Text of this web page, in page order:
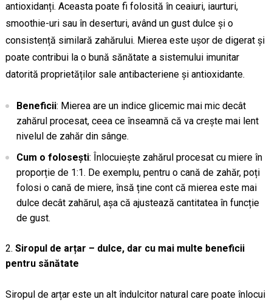
antioxidanți. Aceasta poate fi folosită în ceaiuri, iaurturi,
smoothie-uri sau în deserturi, având un gust dulce și o
consistență similară zahărului. Mierea este ușor de digerat și
poate contribui la o bună sănătate a sistemului imunitar
datorită proprietăților sale antibacteriene și antioxidante.
Beneficii: Mierea are un indice glicemic mai mic decât
zahărul procesat, ceea ce înseamnă că va crește mai lent
nivelul de zahăr din sânge.
Cum o folosești: Înlocuiește zahărul procesat cu miere în
proporție de 1:1. De exemplu, pentru o cană de zahăr, poți
folosi o cană de miere, însă ține cont că mierea este mai
dulce decât zahărul, așa că ajustează cantitatea în funcție
de gust.
Siropul de arțar – dulce, dar cu mai multe beneficii
pentru sănătate
Siropul de arțar este un alt îndulcitor natural care poate înlocui